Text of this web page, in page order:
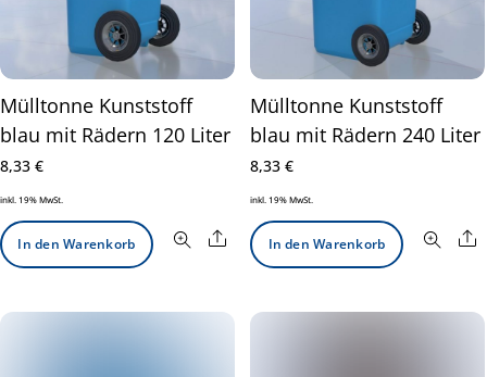
Mülltonne Kunststoff
blau mit Rädern 120 Liter
8,33 €
inkl. 19% MwSt.
In den Warenkorb Share
Mülltonne Kunststoff
blau mit Rädern 240 Liter
8,33€
inkl. 19% MwSt.
In den Warenkorb